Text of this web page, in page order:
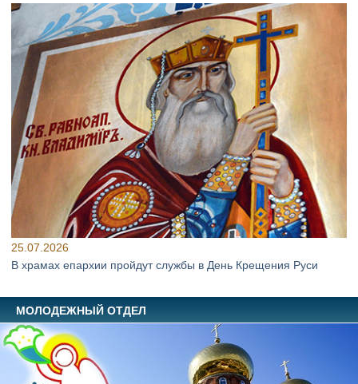
25.07.2026
В храмах епархии пройдут службы в День Крещения Руси
МОЛОДЕЖНЫЙ ОТДЕЛ